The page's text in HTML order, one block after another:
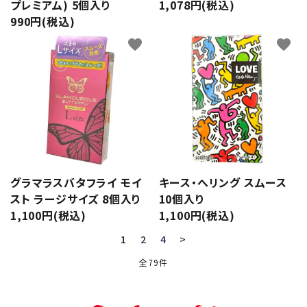
プレミアム) 5個入り
990円(税込)
1,078円(税込)
グラマラスバタフライ モイ
スト ラージサイズ 8個入り
1,100円(税込)
favorite
キース・へリング スムース
10個入り
1,100円(税込)
favorite
1 2 4 >
全79件